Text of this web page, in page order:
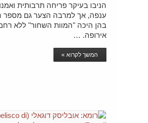
הניבו בעיקר פריחה תרבותית
ענפה, אך למרבה הצער גם מספר
בהן היכה "המוות השחור" ללא
אירופה. …
המשך לקרוא »